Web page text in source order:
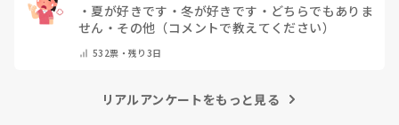
・ 夏が好きです ・冬が好きです ・ どちらでもありま
せん ・ その他（コメントで教えてください）
532票・残り3日
リアルアンケートをもっと見る